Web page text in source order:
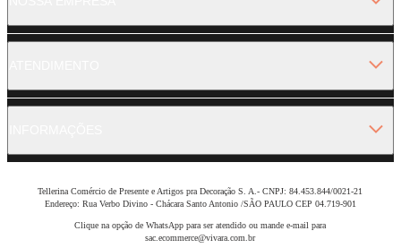
Tellerina Comércio de Presente e Artigos pra Decoração S. A.- CNPJ: 84.453.844/0021-21
Endereço: Rua Verbo Divino - Chácara Santo Antonio /SÃO PAULO CEP 04.719-901
Clique na opção de WhatsApp para ser atendido ou mande e-mail para
sac.ecommerce@vivara.com.br